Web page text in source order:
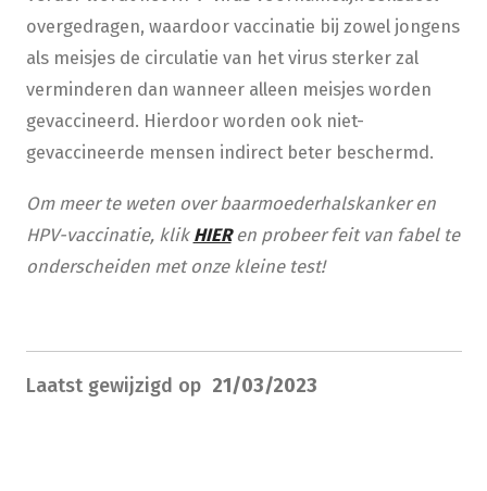
overgedragen, waardoor vaccinatie bij zowel jongens
als meisjes de circulatie van het virus sterker zal
verminderen dan wanneer alleen meisjes worden
gevaccineerd. Hierdoor worden ook niet-
gevaccineerde mensen indirect beter beschermd.
Om meer te weten over baarmoederhalskanker en
HPV-vaccinatie, klik HIERen probeer feit van fabel te
onderscheiden met onze kleine test!
Laatst gewijzigd op 21/03/2023